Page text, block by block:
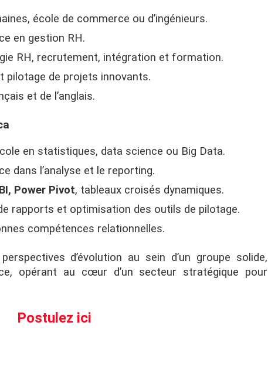
école de commerce ou d’ingénieurs.
en gestion RH.
RH, recrutement, intégration et formation.
pilotage de projets innovants.
et de l’anglais.
en statistiques, data science ou Big Data.
dans l’analyse et le reporting.
Power Pivot, tableaux croisés dynamiques.
rapports et optimisation des outils de pilotage.
compétences relationnelles.
d’évolution au sein d’un groupe solide,
opérant au cœur d’un secteur stratégique pour
Postulez ici